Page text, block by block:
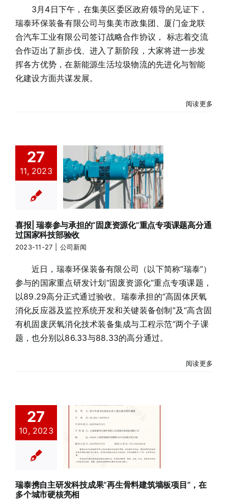
3月4日下午，在集美区委区政府领导的见证下，
瑞泰环保装备有限公司与集美市政集团、厦门金龙联
合汽车工业有限公司签订战略合作协议， 标志着交流
合作迈出了新步伐、进入了新阶段，大家将进一步发
挥各方优势，在新能源生活垃圾物流的先进化与智能
化建设方面共谋发展。
阅读更多
27
11, 2023
喜报| 瑞泰参与
承担的“固废资
源化”重点专项
课题高分通过
国家科技部验
收
公司新闻
喜报| 瑞泰参与承担的“固废资源化”重点专项课题高分通
过国家科技部验收
2023-11-27 公司新闻
近日，瑞泰环保装备有限公司（以下简称“瑞泰”）
参与的国家重点研发计划“固废资源化”重点专项课题，
以89.29高分正式通过验收。瑞泰承担的“高固体厌氧
消化反应器及监控系统开发和关键装备创制”及“高含固
有机固废厌氧消化技术装备集成与工程示范”两个子课
题，也分别以86.33与88.33的高分通过。
阅读更多
27
10, 2023
瑞泰携自主研
发科技成果“再
生骨料建筑墙
板项目”，在多
个城市硬核亮
相
公司新闻
瑞泰携自主研发科技成果“再生骨料建筑墙板项目”，在
多个城市硬核亮相